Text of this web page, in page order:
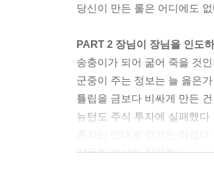
당신이 만든 룰은 어디에도
PART 2 장님이 장님을 인도
송충이가 되어 굶어 죽을 것
군중이 주는 정보는 늘 옳은가
튤립을 금보다 비싸게 만든
뉴턴도 주식 투자에 실패했다
잘못된 정보에 침묵한다